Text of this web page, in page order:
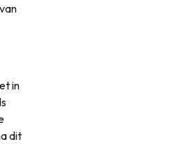
in
dit